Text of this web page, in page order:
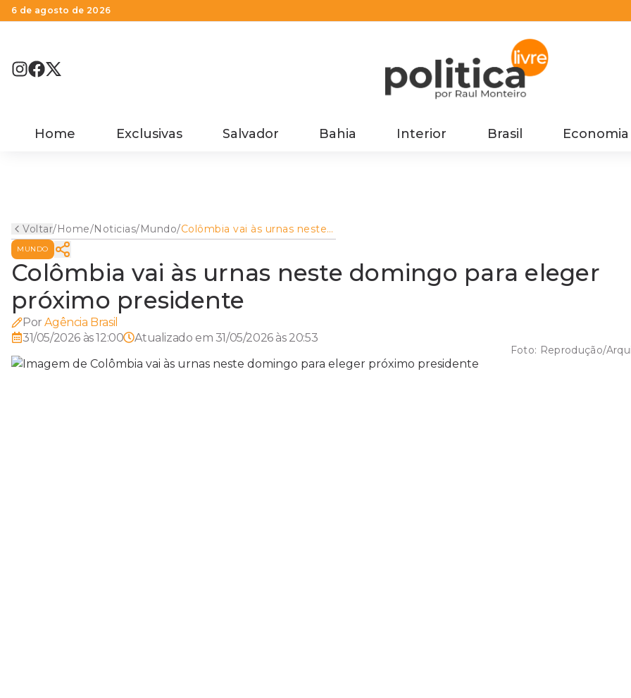
6 de agosto de 2026
Home Exclusivas Salvador Bahia Interior Brasil Economia
Voltar/Home/Noticias/Mundo/Colômbia vai às urnas neste
domingo para eleger
MUNDO
Colômbia vai às urnas neste domingo para eleger
próximo presidente
Por Agência Brasil
31/05/2026 às 12:00
Atualizado em 31/05/2026 às 20:53
Foto: Reprodução/